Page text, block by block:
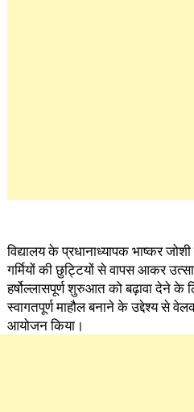
विद्यालय के प्रधानाध्यापक भाष्कर
गर्मियों की छुट्टियों से वापस आकर
हर्षोल्लासपूर्ण शुरुआत को बढ़ावा देने
स्वागतपूर्ण माहौल बनाने के उद्देश्य से
आयोजन किया।